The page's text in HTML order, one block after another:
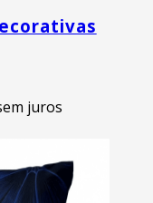
juros